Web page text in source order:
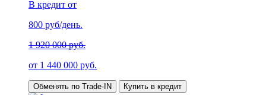
В кредит от
800 руб/день.
1 920 000 руб.
от 1 440 000 руб.
Обменять по Trade-IN Купить в кредит